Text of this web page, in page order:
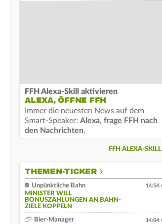
FFH Alexa-Skill aktivieren
ALEXA, ÖFFNE FFH
Immer die neuesten News auf dem
Smart-Speaker: Alexa, frage FFH nach
den Nachrichten.
FFH ALEXA-SKILL
THEMEN-TICKER
Unpünktliche Bahn
MINISTER WILL
BONUSZAHLUNGEN AN BAHN-
ZIELE KOPPELN
14:54
Bier-Manager
14:04